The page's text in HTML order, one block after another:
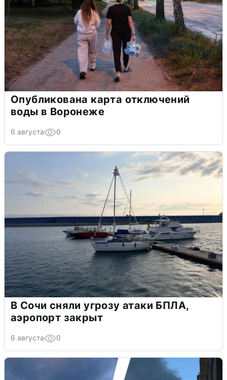
Опубликована карта отключений
воды в Воронеже
6 августа 0
В Сочи сняли угрозу атаки БПЛА,
аэропорт закрыт
6 августа 0